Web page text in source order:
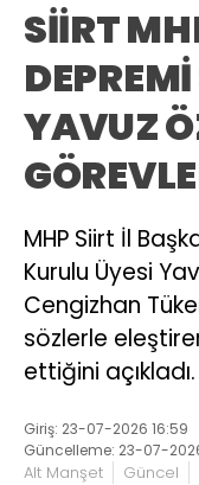
SİİRT
YAVUZ
MHP Siirt İl
Kurulu Üyesi
Cengizhan
sözlerle
ettiğini açıkladı.
Giriş: 23-07-2026 16:59
Güncelleme: 23-07-
Alt Manşet Güncel